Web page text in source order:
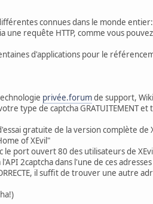
connues dans le monde
une requête HTTP, comme vous
d'applications pour le
privée.forumde support,
type de captcha GRATUITEMENT
gratuite de la version complète de
of XEvil"
le port ouvert 80 des utilisateurs de
2captcha dans l'une de ces
il suffit de trouver une autre